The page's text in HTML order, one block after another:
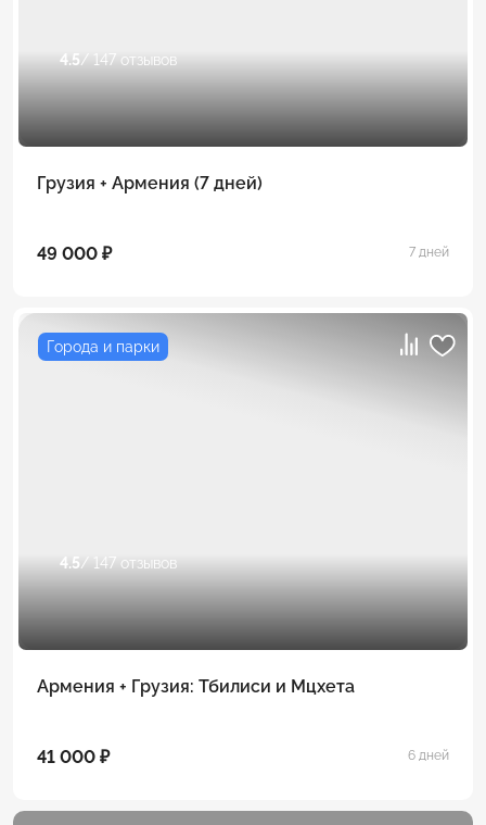
4.5/ 147 отзывов
Грузия + Армения (7 дней)
49 000 ₽ 7 дней
Города и парки
4.5/ 147 отзывов
Армения + Грузия: Тбилиси и Мцхета
41 000 ₽ 6 дней